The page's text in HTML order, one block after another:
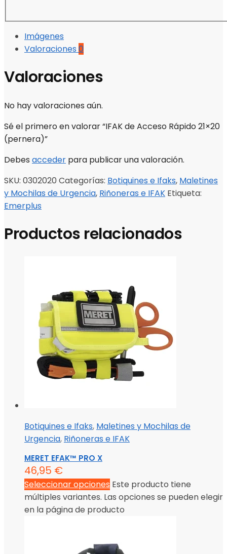
Imágenes
Valoraciones 0
Valoraciones
No hay valoraciones aún.
Sé el primero en valorar “IFAK de Acceso Rápido 21×20
(pernera)”
Debes acceder para publicar una valoración.
SKU: 0302020 Categorías: Botiquines e Ifaks, Maletines
y Mochilas de Urgencia, Riñoneras e IFAK Etiqueta:
Emerplus
Productos relacionados
Botiquines e Ifaks, Maletines y Mochilas de
Urgencia, Riñoneras e IFAK
MERET EFAK™ PRO X
46,95 €
Seleccionar opciones Este producto tiene
múltiples variantes. Las opciones se pueden elegir
en la página de producto